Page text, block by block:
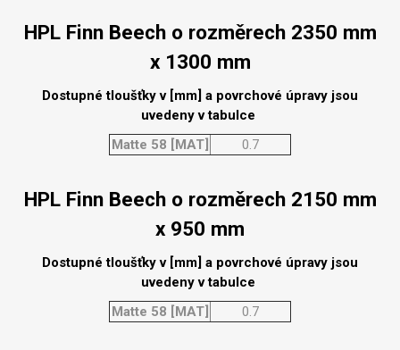
HPL Finn Beech o rozměrech 2350 mm
x 1300 mm
Dostupné tloušťky v [mm] a povrchové úpravy jsou
uvedeny v tabulce
Matte 58 [MAT]
0.7
HPL Finn Beech o rozměrech 2150 mm
x 950 mm
Dostupné tloušťky v [mm] a povrchové úpravy jsou
uvedeny v tabulce
Matte 58 [MAT]
0.7